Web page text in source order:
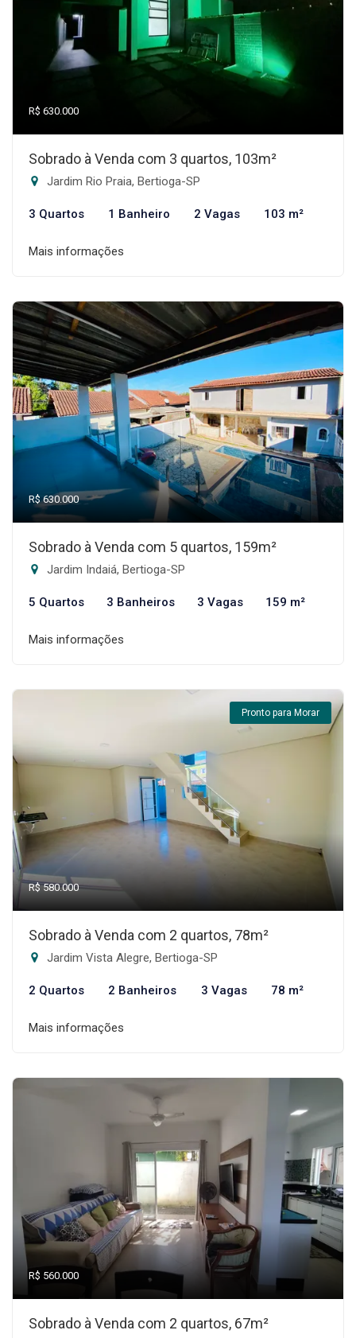
R$ 630.000
Sobrado à Venda com 3 quartos, 103m²
Jardim Rio Praia, Bertioga-SP
3 Quartos 1 Banheiro 2 Vagas 103 m²
Mais informações
R$ 630.000
Sobrado à Venda com 5 quartos, 159m²
Jardim Indaiá, Bertioga-SP
5 Quartos 3 Banheiros 3 Vagas 159 m²
Mais informações
Pronto para Morar
R$ 580.000
Sobrado à Venda com 2 quartos, 78m²
Jardim Vista Alegre, Bertioga-SP
2 Quartos 2 Banheiros 3 Vagas 78 m²
Mais informações
R$ 560.000
Sobrado à Venda com 2 quartos, 67m²